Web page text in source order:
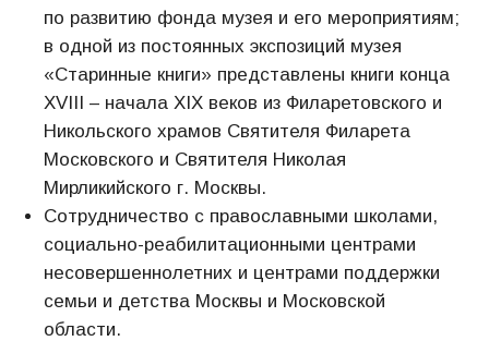
по развитию фонда музея и его мероприятиям;
в одной из постоянных экспозиций музея
«Старинные книги» представлены книги конца
XVIII – начала XIX веков из Филаретовского и
Никольского храмов Святителя Филарета
Московского и Святителя Николая
Мирликийского г. Москвы.
Сотрудничество с православными школами,
социально-реабилитационными центрами
несовершеннолетних и центрами поддержки
семьи и детства Москвы и Московской
области.